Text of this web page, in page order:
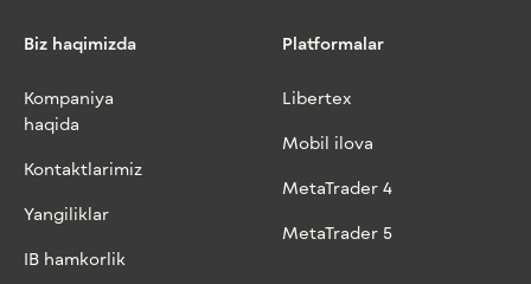
Biz haqimizda
Kompaniya
haqida
Kontaktlarimiz
Yangiliklar
IB hamkorlik
Platformalar
Libertex
Mobil ilova
MetaTrader 4
MetaTrader 5